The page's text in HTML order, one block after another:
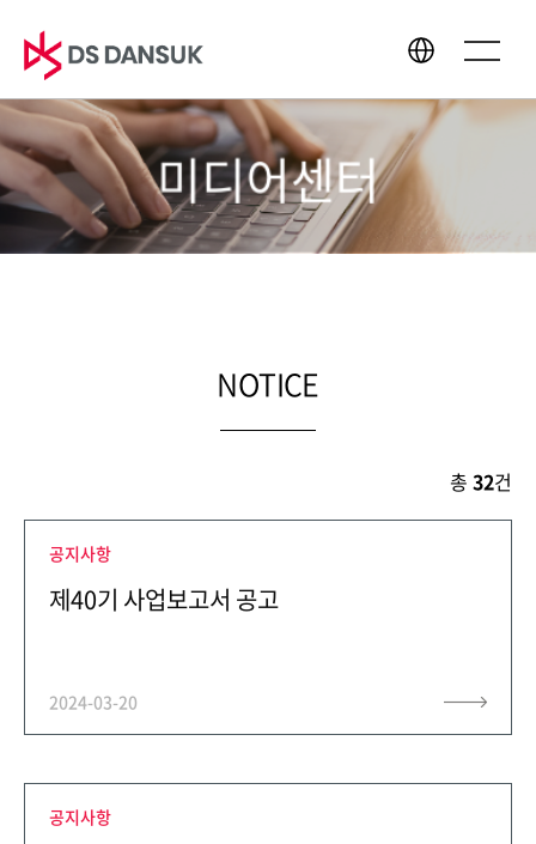
회사소개
CEO 인사말
사업영역
바이오에너지
지속가능경영
ESG경영
미디어센터
미디어센터
NOTICE
총 32건
공지사항
제40기 사업보고서 공고
2024-03-20
공지사항